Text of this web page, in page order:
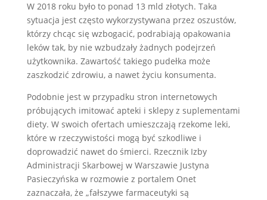
W 2018 roku było to ponad 13 mld złotych. Taka
sytuacja jest często wykorzystywana przez oszustów,
którzy chcąc się wzbogacić, podrabiają opakowania
leków tak, by nie wzbudzały żadnych podejrzeń
użytkownika. Zawartość takiego pudełka może
zaszkodzić zdrowiu, a nawet życiu konsumenta.
Podobnie jest w przypadku stron internetowych
próbujących imitować apteki i sklepy z suplementami
diety. W swoich ofertach umieszczają rzekome leki,
które w rzeczywistości mogą być szkodliwe i
doprowadzić nawet do śmierci. Rzecznik Izby
Administracji Skarbowej w Warszawie Justyna
Pasieczyńska w rozmowie z portalem Onet
zaznaczała, że „fałszywe farmaceutyki są